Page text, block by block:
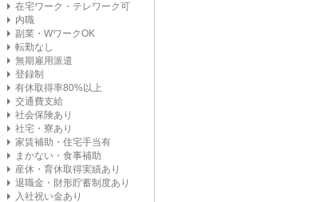
在宅ワーク・テレワーク可
内職
副業・WワークOK
転勤なし
無期雇用派遣
登録制
有休取得率80%以上
交通費支給
社会保険あり
社宅・寮あり
家賃補助・住宅手当有
まかない・食事補助
産休・育休取得実績あり
退職金・財形貯蓄制度あり
入社祝い金あり